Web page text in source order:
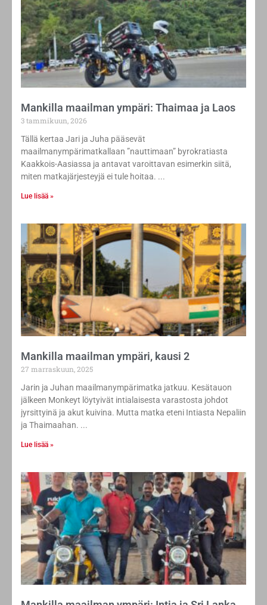
Mankilla maailman ympäri: Thaimaa ja Laos
3 tammikuun, 2026
Tällä kertaa Jari ja Juha pääsevät
maailmanympärimatkallaan ”nauttimaan” byrokratiasta
Kaakkois-Aasiassa ja antavat varoittavan esimerkin siitä,
miten matkajärjesteyjä ei tule hoitaa.
Lue lisää »
Mankilla maailman ympäri, kausi 2
27 marraskuun, 2025
Jarin ja Juhan maailmanympärimatka jatkuu. Kesätauon
jälkeen Monkeyt löytyivät intialaisesta varastosta johdot
jyrsittyinä ja akut kuivina. Mutta matka eteni Intiasta Nepaliin
ja Thaimaahan.
Lue lisää »